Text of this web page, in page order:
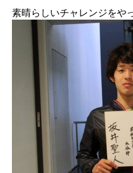
素晴らしいチャレンジをや